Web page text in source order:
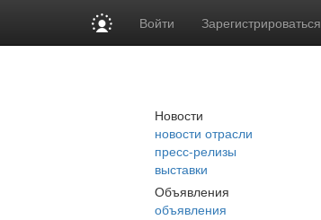
Войти Зарегистрироваться
Новости
новости отрасли
пресс-релизы
выставки
Объявления
объявления